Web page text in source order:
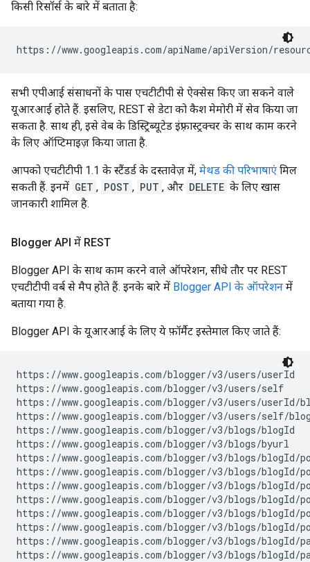
किसी रिसॉर्स के बारे में बताता है:
https://www.googleapis.com/apiName/apiVersion/
सभी एपीआई संसाधनों के पास एचटीटीपी से ऐक्सेस किए जा सकने वाले
यूआरआई होते हैं. इसलिए, REST से डेटा को कैश मेमोरी में सेव किया जा
सकता है. साथ ही, इसे वेब के डिस्ट्रिब्यूटेड इंफ़्रास्ट्रक्चर के साथ काम करने
के लिए ऑप्टिमाइज़ किया जाता है.
आपको एचटीटीपी 1.1 के स्टैंडर्ड के दस्तावेज़ में, मेथड की परिभाषाएं मिल
सकती हैं. इनमें GET , POST , PUT , और DELETE के लिए खास
जानकारी शामिल है.
Blogger API में REST
Blogger API के साथ काम करने वाले ऑपरेशन, सीधे तौर पर REST
एचटीटीपी वर्ब से मैप होते हैं. इनके बारे में Blogger API के ऑपरेशन में
बताया गया है.
Blogger API के यूआरआई के लिए ये फ़ॉर्मैट इस्तेमाल किए जाते हैं:
https://www.googleapis.com/blogger/v3/users/userId
https://www.googleapis.com/blogger/v3/users/self
https://www.googleapis.com/blogger/v3/users/userId/
https://www.googleapis.com/blogger/v3/users/self/
https://www.googleapis.com/blogger/v3/blogs/blogId
https://www.googleapis.com/blogger/v3/blogs/byurl
https://www.googleapis.com/blogger/v3/blogs/blogId/
https://www.googleapis.com/blogger/v3/blogs/blogId/
https://www.googleapis.com/blogger/v3/blogs/blogId/
https://www.googleapis.com/blogger/v3/blogs/blogId/
https://www.googleapis.com/blogger/v3/blogs/blogId/
https://www.googleapis.com/blogger/v3/blogs/blogId/
https://www.googleapis.com/blogger/v3/blogs/blogId/
https://www.googleapis.com/blogger/v3/blogs/blogId/